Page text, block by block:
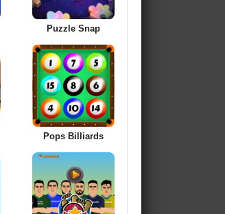
Puzzle Snap
Pops Billiards